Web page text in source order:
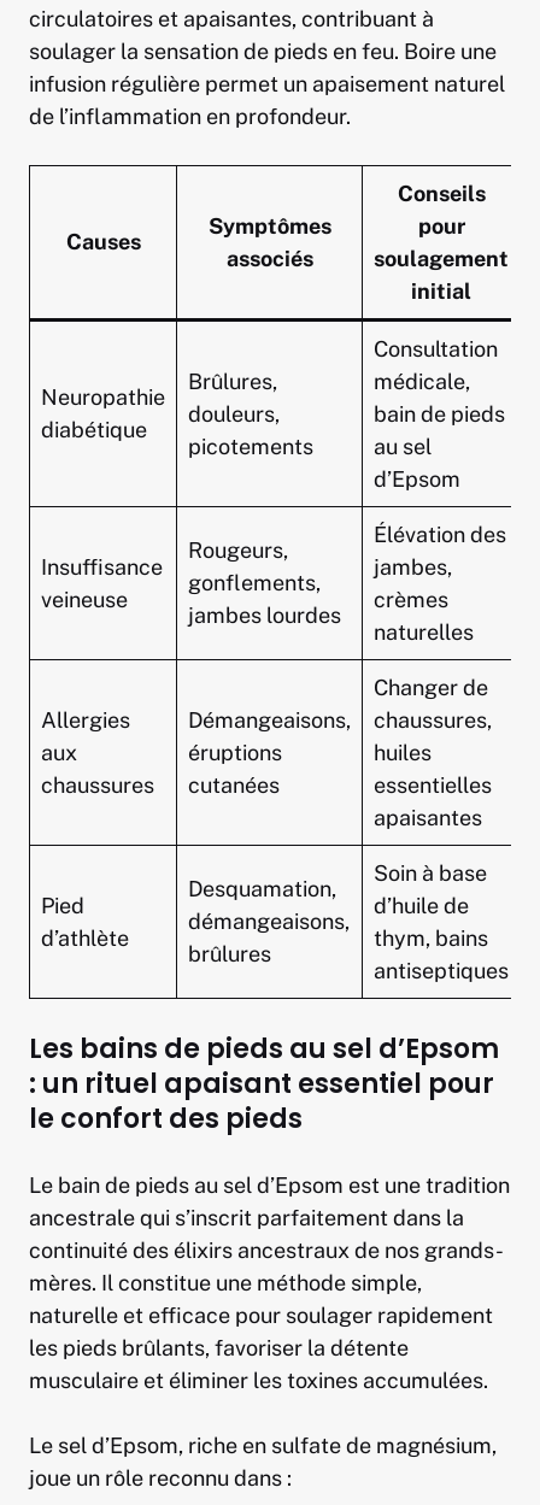
circulatoires et apaisantes, contribuant à
soulager la sensation de pieds en feu. Boire une
infusion régulière permet un apaisement naturel
de l’inflammation en profondeur.
Causes
Symptômes
associés
Conseils
pour
soulagement
initial
Neuropathie
diabétique
Brûlures,
douleurs,
picotements
Consultation
médicale,
bain de pieds
au sel
d’Epsom
Insuffisance
veineuse
Rougeurs,
gonflements,
jambes lourdes
Élévation des
jambes,
crèmes
naturelles
Allergies
aux
chaussures
Démangeaisons,
éruptions
cutanées
Changer de
chaussures,
huiles
essentielles
apaisantes
Pied
d’athlète
Desquamation,
démangeaisons,
brûlures
Soin à base
d’huile de
thym, bains
antiseptiques
Les bains de pieds au sel d’Epsom
: un rituel apaisant essentiel pour
le confort des pieds
Le bain de pieds au sel d’Epsom est une tradition
ancestrale qui s’inscrit parfaitement dans la
continuité des élixirs ancestraux de nos grands-
mères. Il constitue une méthode simple,
naturelle et efficace pour soulager rapidement
les pieds brûlants, favoriser la détente
musculaire et éliminer les toxines accumulées.
Le sel d’Epsom, riche en sulfate de magnésium,
joue un rôle reconnu dans :